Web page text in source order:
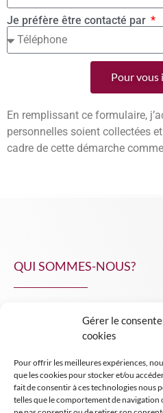
Gérer le
cookies
Pour offrir les meilleures expériences,
que les cookies pour stocker et/ou
fait de consentir à ces technologies nous
telles que le comportement de navigation
Je préfère être contacté par
Pour vous
En remplissant ce formulaire,
personnelles soient collectées
cadre de cette démarche
QUI SOMMES-NOUS?
INSIGHT NPA